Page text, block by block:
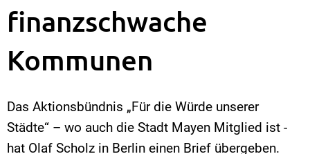
finanzschwache
Kommunen
Das Aktionsbündnis „Für die Würde unserer
Städte“ – wo auch die Stadt Mayen Mitglied ist -
hat Olaf Scholz in Berlin einen Brief übergeben.